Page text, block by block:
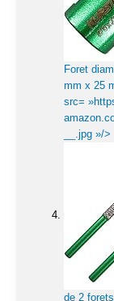
Foret
mm x 25
src=
__.jpg »/>
de 2